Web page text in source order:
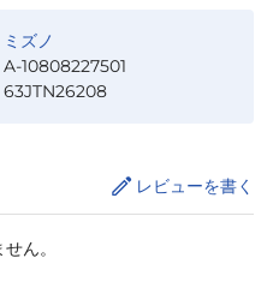
ミズノ
A-10808227501
63JTN26208
レビューを書く
ん。